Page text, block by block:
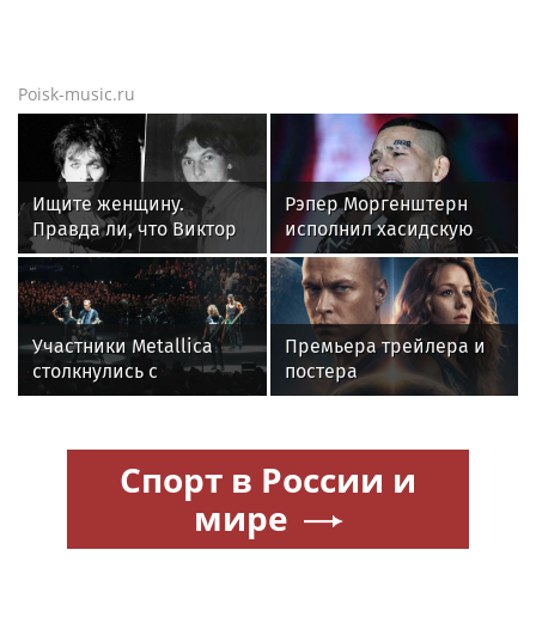
Poisk-music.ru
Ищите женщину.
Правда ли, что Виктор
Цой был влюблен в
жену Майка Науменко?
Рэпер Моргенштерн
исполнил хасидскую
молитву на концерте в
Хайфе
Участники Metallica
столкнулись с
неизлечимым
Премьера трейлера и
постера
фантастического
планета»
Спорт в России и
мире